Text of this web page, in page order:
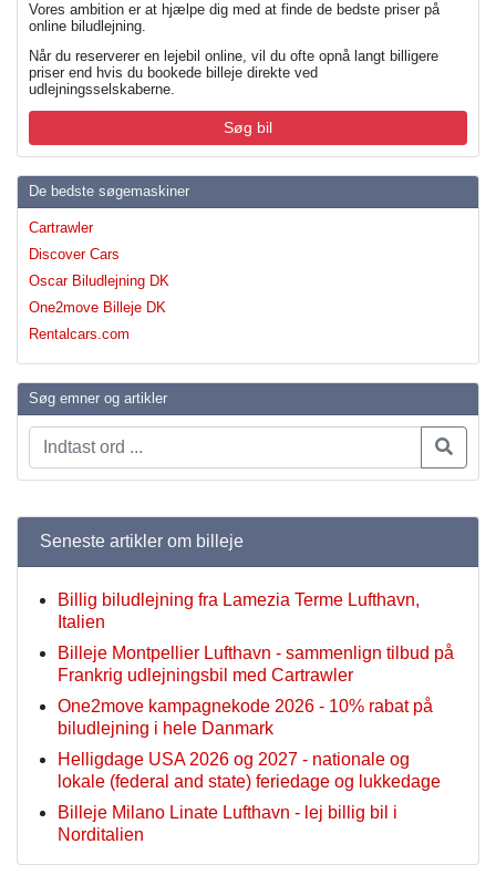
Vores ambition er at hjælpe dig med at finde de bedste priser på
online biludlejning.
Når du reserverer en lejebil online, vil du ofte opnå langt billigere
priser end hvis du bookede billeje direkte ved
udlejningsselskaberne.
Søg bil
De bedste søgemaskiner
Cartrawler
Discover Cars
Oscar Biludlejning DK
One2move Billeje DK
Rentalcars.com
Søg emner og artikler
Seneste artikler om billeje
Billig biludlejning fra Lamezia Terme Lufthavn,
Italien
Billeje Montpellier Lufthavn - sammenlign tilbud på
Frankrig udlejningsbil med Cartrawler
One2move kampagnekode 2026 - 10% rabat på
biludlejning i hele Danmark
Helligdage USA 2026 og 2027 - nationale og
lokale (federal and state) feriedage og lukkedage
Billeje Milano Linate Lufthavn - lej billig bil i
Norditalien